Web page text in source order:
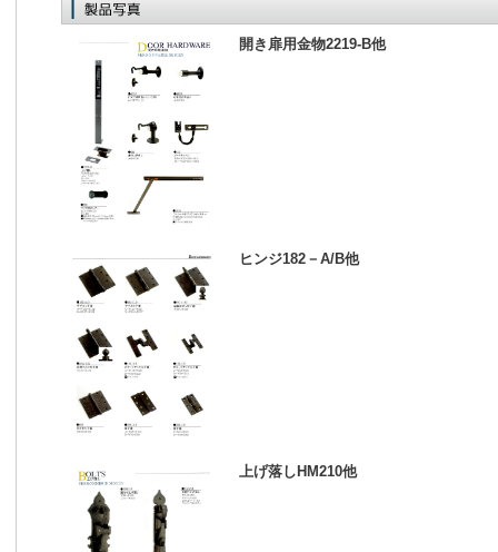
開き扉用金物2219-B他
ヒンジ182－A/B他
上げ落しHM210他